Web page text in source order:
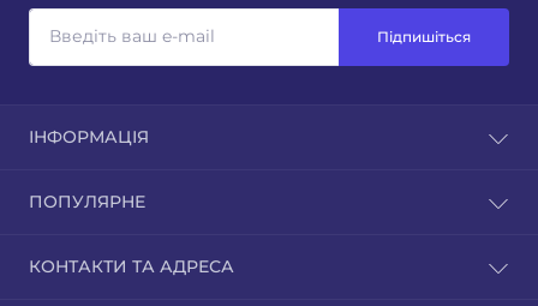
Підпишіться
ІНФОРМАЦІЯ
Зворотній зв'язок
Карта сайту
ПОПУЛЯРНЕ
Мотоблоки
КОНТАКТИ ТА АДРЕСА